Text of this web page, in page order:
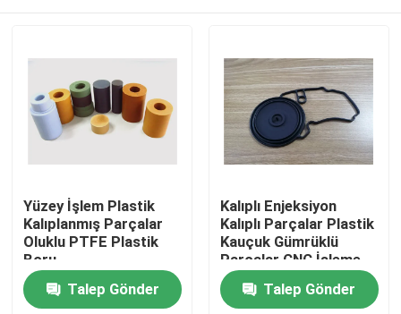
Yüzey İşlem Plastik
Kalıplanmış Parçalar
Oluklu PTFE Plastik
Boru
Talep Gönder
Kalıplı Enjeksiyon
Kalıplı Parçalar Plastik
Kauçuk Gümrüklü
Parçalar CNC İşleme
Talep Gönder